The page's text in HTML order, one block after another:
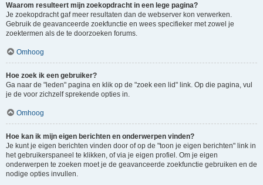
Waarom resulteert mijn zoekopdracht in een lege pagina?
Je zoekopdracht gaf meer resultaten dan de webserver kon verwerken.
Gebruik de geavanceerde zoekfunctie en wees specifieker met zowel je
zoektermen als de te doorzoeken forums.
Omhoog
Hoe zoek ik een gebruiker?
Ga naar de "leden" pagina en klik op de "zoek een lid" link. Op die pagina, vul
je de voor zichzelf sprekende opties in.
Omhoog
Hoe kan ik mijn eigen berichten en onderwerpen vinden?
Je kunt je eigen berichten vinden door of op de "toon je eigen berichten" link in
het gebruikerspaneel te klikken, of via je eigen profiel. Om je eigen
onderwerpen te zoeken moet je de geavanceerde zoekfunctie gebruiken en de
nodige opties invullen.